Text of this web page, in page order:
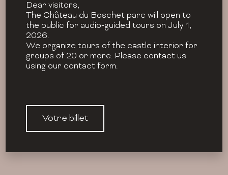
Dear visitors,
The Château du Boschet parc will open to
the public for audio-guided tours on July 1,
2026.
We organize tours of the castle interior for
groups of 20 or more. Please contact us
using our contact form.
Votre billet